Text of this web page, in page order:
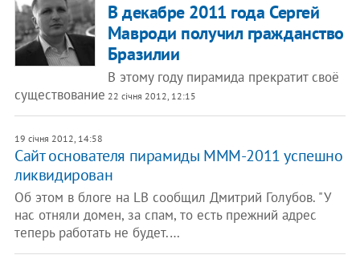
В декабре 2011 года Сергей
Мавроди получил гражданство
Бразилии
В этому году пирамида прекратит своё
существование 22 січня 2012, 12:15
19 січня 2012, 14:58
Cайт основателя пирамиды МММ-2011 успешно
ликвидирован
Об этом в блоге на LB сообщил Дмитрий Голубов. "У
нас отняли домен, за спам, то есть прежний адрес
теперь работать не будет.…